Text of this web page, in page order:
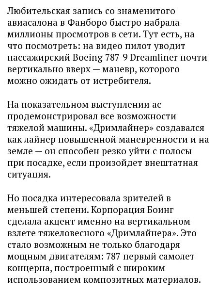
Любительская запись со знаменитого
авиасалона в Фанборо быстро набрала
миллионы просмотров в сети. Тут есть, на
что посмотреть: на видео пилот уводит
пассажирский Boeing 787-9 Dreamliner почти
вертикально вверх — маневр, которого
можно ожидать от истребителя.
На показательном выступлении ас
продемонстрировал все возможности
тяжелой машины. «Дримлайнер» создавался
как лайнер повышенной маневренности и на
земле — он способен резко уйти с полосы
при посадке, если произойдет внештатная
ситуация.
Но посадка интересовала зрителей в
меньшей степени. Корпорация Боинг
сделала акцент именно на вертикальном
взлете тяжеловесного «Дримлайнера». Это
стало возможным не только благодаря
мощным двигателям: 787 первый самолет
концерна, построенный с широким
использованием композитных материалов.